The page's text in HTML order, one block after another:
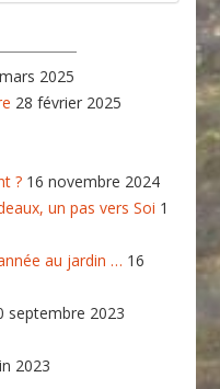
2025
28 février 2025
? 16 novembre 2024
un pas vers Soi 1
au jardin … 16
septembre 2023
2023